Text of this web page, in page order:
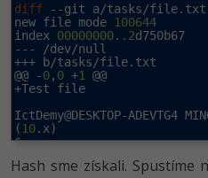
diff --git a/tasks/
new file mode
100644
index 00000000. .2d750b67
--- /dev/null
+++ b/tasks/file.txt
@@ -0, 0 +1
@@
+Test file
IctDemy@DESKTOP-ADEVTG4
( 10
$
Hash sme získali. Spustíme